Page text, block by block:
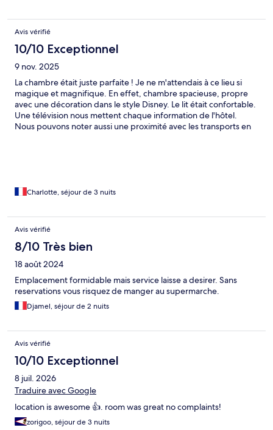
Avis vérifié
10/10 Exceptionnel
9 nov. 2025
La chambre était juste parfaite ! Je ne m'attendais à ce lieu si
magique et magnifique. En effet, chambre spacieuse, propre
avec une décoration dans le style Disney. Le lit était confortable.
Une télévision nous mettent chaque information de l'hôtel.
Nous pouvons noter aussi une proximité avec les transports en
Charlotte, séjour de 3 nuits
Avis vérifié
8/10 Très bien
18 août 2024
Emplacement formidable mais service laisse a desirer. Sans
reservations vous risquez de manger au supermarche.
Djamel, séjour de 2 nuits
Avis vérifié
10/10 Exceptionnel
8 juil. 2026
Traduire avec Google
location is awesome 👍. room was great no complaints!
zorigoo, séjour de 3 nuits